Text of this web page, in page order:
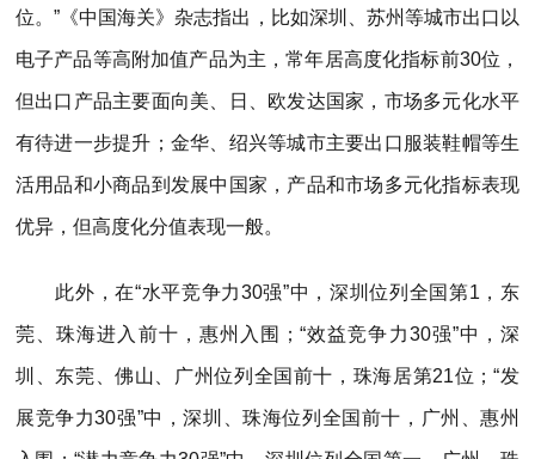
位。”《中国海关》杂志指出，比如深圳、苏州等城市出口以
电子产品等高附加值产品为主，常年居高度化指标前30位，
但出口产品主要面向美、日、欧发达国家，市场多元化水平
有待进一步提升；金华、绍兴等城市主要出口服装鞋帽等生
活用品和小商品到发展中国家，产品和市场多元化指标表现
优异，但高度化分值表现一般。
此外，在“水平竞争力30强”中，深圳位列全国第1，东
莞、珠海进入前十，惠州入围；“效益竞争力30强”中，深
圳、东莞、佛山、广州位列全国前十，珠海居第21位；“发
展竞争力30强”中，深圳、珠海位列全国前十，广州、惠州